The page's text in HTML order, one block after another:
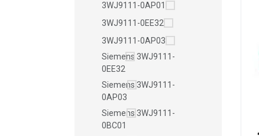
3WJ9111-0AP01
3WJ9111-0EE32
3WJ9111-0AP03
Siemens 3WJ9111-
0EE32
Siemens 3WJ9111-
0AP03
Siemens 3WJ9111-
0BC01